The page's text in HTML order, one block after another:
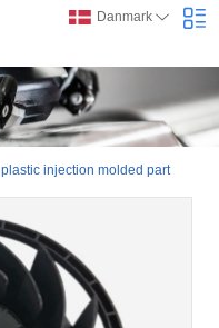
Danmark
plastic injection molded part